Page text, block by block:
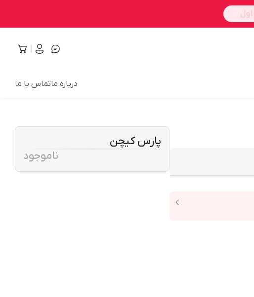
درباره ماتماس با ما
پارس کیچن
ناموجود